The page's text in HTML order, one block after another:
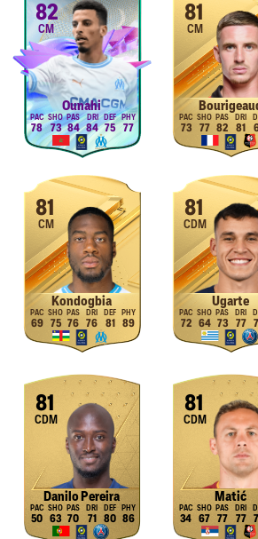
82
CM
Ounahi
78 73 84 84 75 77
81
CM
73 77 82 81
81
CM
Kondogbia
69 75 76 76 81 89
81
CDM
Ugarte
72 64 73 77
81
CDM
Danilo Pereira
50 63 70 71 80 86
81
CDM
Matić
34 67 77 77